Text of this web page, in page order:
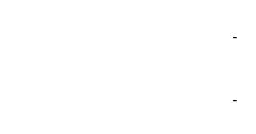
-
-